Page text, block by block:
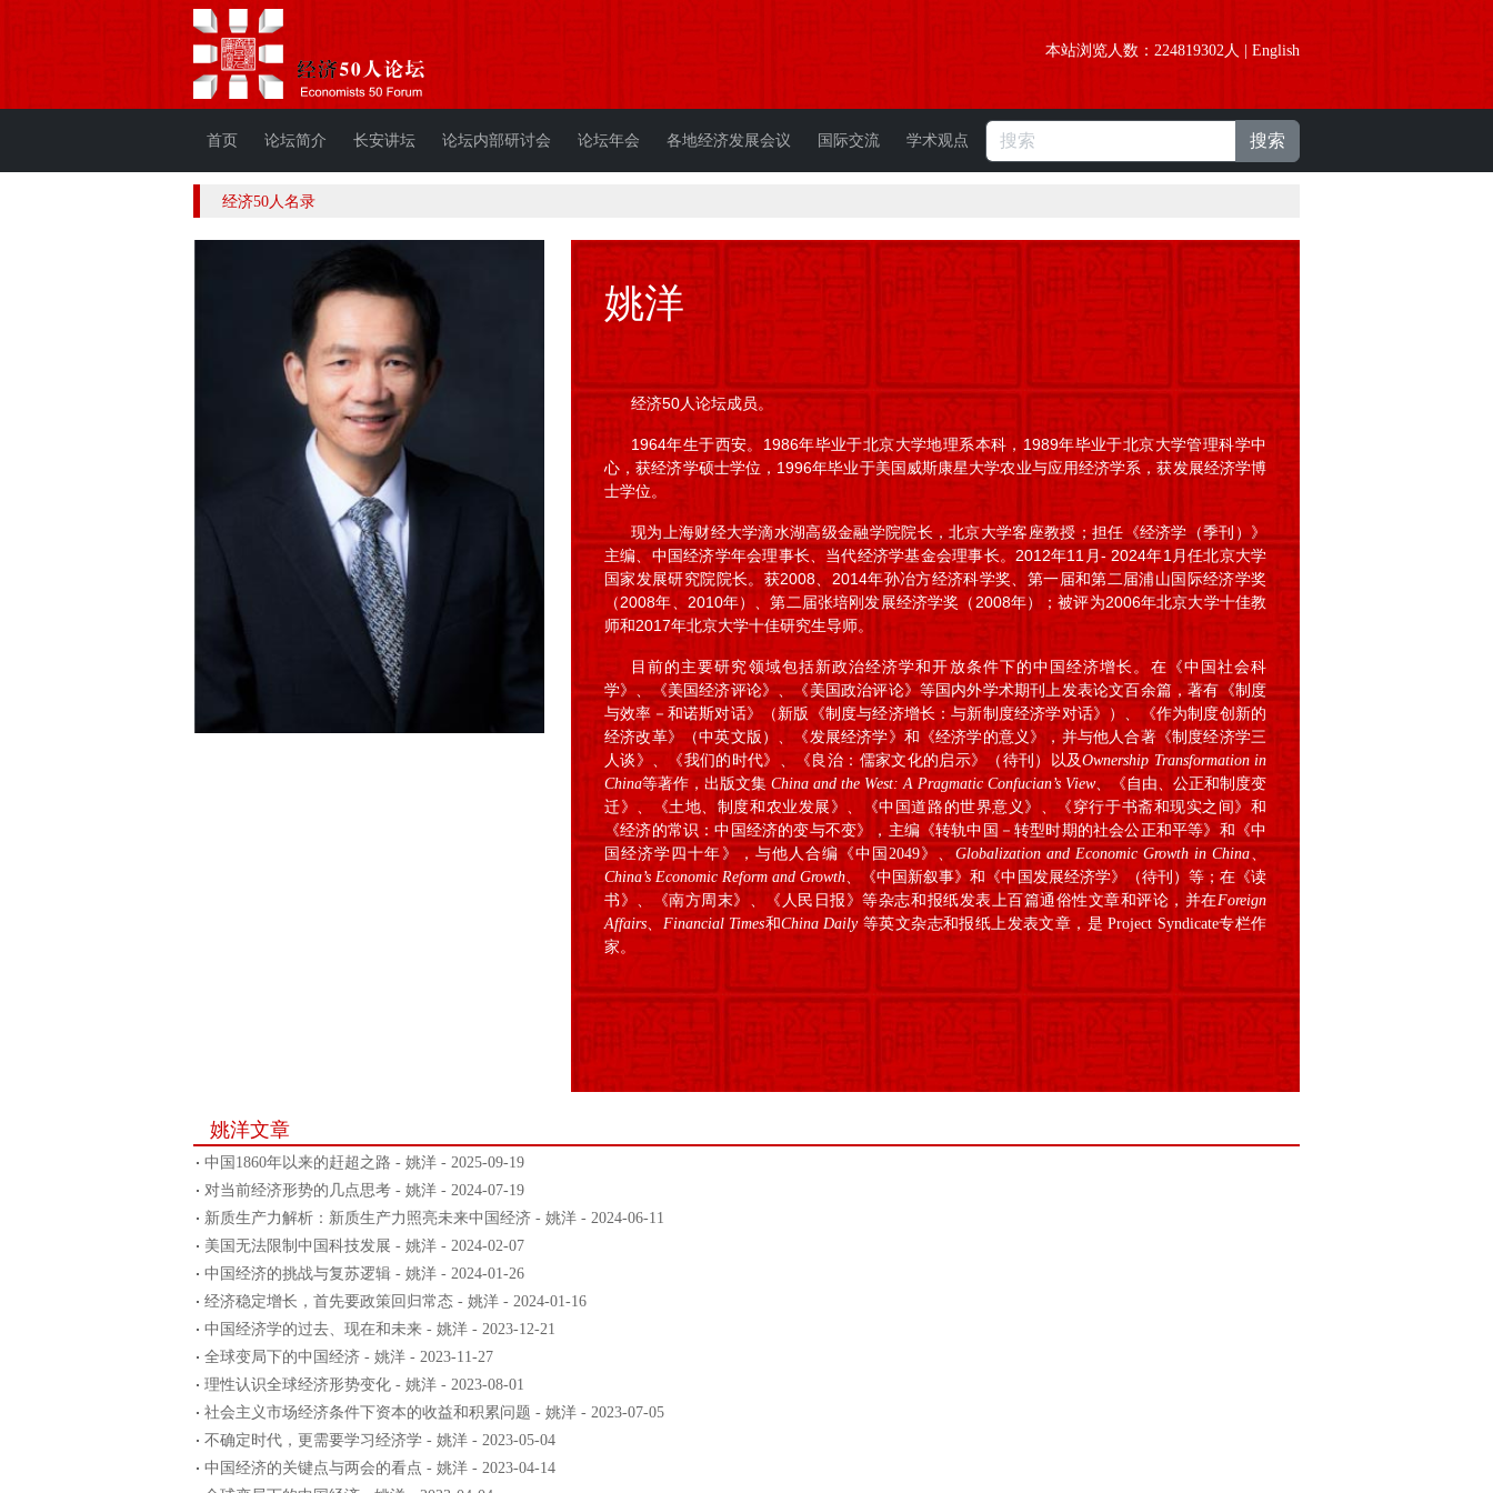
本站浏览人数： 224819302人 | English
首页 论坛简介 长安讲坛 论坛内部研讨会 论坛年会 各地经济发展会议 国际交流 学术观点 搜索
经济50人名录
姚洋
经济50人论坛成员。
1964年生于西安。1986年毕业于北京大学地理系本科，1989年毕业于北京大学管理科学中
心，获经济学硕士学位，1996年毕业于美国威斯康星大学农业与应用经济学系，获发展经济学博
士学位。
现为上海财经大学滴水湖高级金融学院院长，北京大学客座教授；担任《经济学（季刊）》
主编、中国经济学年会理事长、当代经济学基金会理事长。2012年11月- 2024年1月任北京大学
国家发展研究院院长。获2008、2014年孙冶方经济科学奖、第一届和第二届浦山国际经济学奖
（2008年、2010年）、第二届张培刚发展经济学奖（2008年）；被评为2006年北京大学十佳教
师和2017年北京大学十佳研究生导师。
目前的主要研究领域包括新政治经济学和开放条件下的中国经济增长。在《中国社会科
学》、《美国经济评论》、《美国政治评论》等国内外学术期刊上发表论文百余篇，著有《制度
与效率－和诺斯对话》（新版《制度与经济增长：与新制度经济学对话》）、《作为制度创新的
经济改革》（中英文版）、《发展经济学》和《经济学的意义》，并与他人合著《制度经济学三
人谈》、《我们的时代》、《良治：儒家文化的启示》（待刊）以及Ownership Transformation in
China等著作，出版文集 China and the West: A Pragmatic Confucian’s View、《自由、公正和制度变
迁》、《土地、制度和农业发展》、《中国道路的世界意义》、《穿行于书斋和现实之间》和
《经济的常识：中国经济的变与不变》，主编《转轨中国－转型时期的社会公正和平等》和《中
国经济学四十年》，与他人合编《中国2049》、Globalization and Economic Growth in China、
China’s Economic Reform and Growth、《中国新叙事》和《中国发展经济学》（待刊）等；在《读
书》、《南方周末》、《人民日报》等杂志和报纸发表上百篇通俗性文章和评论，并在Foreign
Affairs、 Financial Times和China Daily 等英文杂志和报纸上发表文章，是 Project Syndicate专栏作
家。
姚洋文章
中国1860年以来的赶超之路 - 姚洋 - 2025-09-19
对当前经济形势的几点思考 - 姚洋 - 2024-07-19
新质生产力解析：新质生产力照亮未来中国经济 - 姚洋 - 2024-06-11
美国无法限制中国科技发展 - 姚洋 - 2024-02-07
中国经济的挑战与复苏逻辑 - 姚洋 - 2024-01-26
经济稳定增长，首先要政策回归常态 - 姚洋 - 2024-01-16
中国经济学的过去、现在和未来 - 姚洋 - 2023-12-21
全球变局下的中国经济 - 姚洋 - 2023-11-27
理性认识全球经济形势变化 - 姚洋 - 2023-08-01
社会主义市场经济条件下资本的收益和积累问题 - 姚洋 - 2023-07-05
不确定时代，更需要学习经济学 - 姚洋 - 2023-05-04
中国经济的关键点与两会的看点 - 姚洋 - 2023-04-14